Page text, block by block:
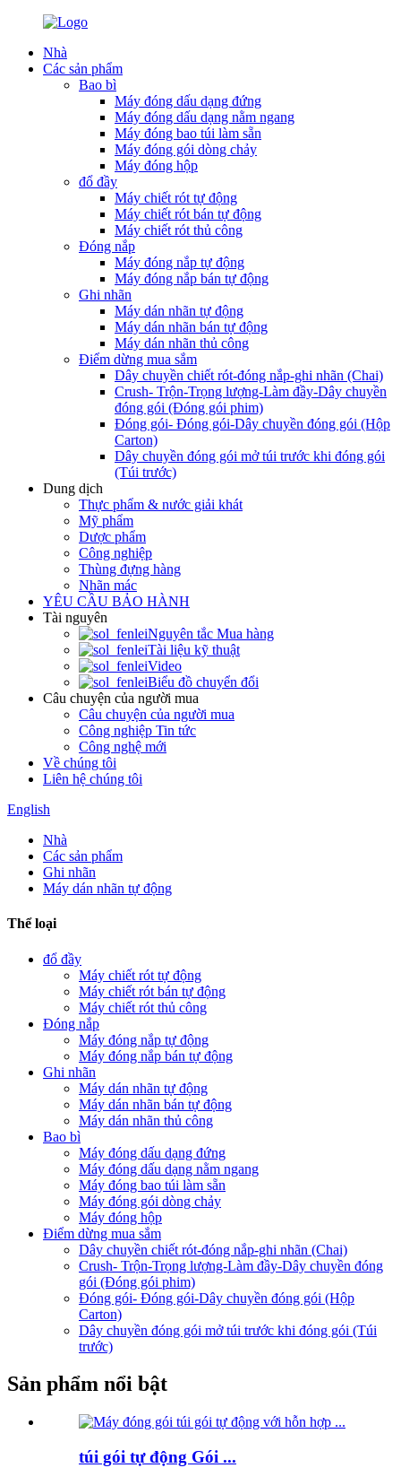
Nhà
Các sản phẩm
Bao bì
Máy đóng dấu dạng đứng
Máy đóng dấu dạng nằm ngang
Máy đóng bao túi làm sẵn
Máy đóng gói dòng chảy
Máy đóng hộp
đổ đầy
Máy chiết rót tự động
Máy chiết rót bán tự động
Máy chiết rót thủ công
Đóng nắp
Máy đóng nắp tự động
Máy đóng nắp bán tự động
Ghi nhãn
Máy dán nhãn tự động
Máy dán nhãn bán tự động
Máy dán nhãn thủ công
Điểm dừng mua sắm
Dây chuyền chiết rót-đóng nắp-ghi nhãn (Chai)
Crush- Trộn-Trọng lượng-Làm đầy-Dây chuyền
đóng gói (Đóng gói phim)
Đóng gói- Đóng gói-Dây chuyền đóng gói (Hộp
Carton)
Dây chuyền đóng gói mở túi trước khi đóng gói
(Túi trước)
Dung dịch
Thực phẩm & nước giải khát
Mỹ phẩm
Dược phẩm
Công nghiệp
Thùng đựng hàng
Nhãn mác
YÊU CẦU BẢO HÀNH
Tài nguyên
Nguyên tắc Mua hàng
Tài liệu kỹ thuật
Video
Biểu đồ chuyển đổi
Câu chuyện của người mua
Câu chuyện của người mua
Công nghiệp Tin tức
Công nghệ mới
Về chúng tôi
Liên hệ chúng tôi
English
Nhà
Các sản phẩm
Ghi nhãn
Máy dán nhãn tự động
Thể loại
đổ đầy
Máy chiết rót tự động
Máy chiết rót bán tự động
Máy chiết rót thủ công
Đóng nắp
Máy đóng nắp tự động
Máy đóng nắp bán tự động
Ghi nhãn
Máy dán nhãn tự động
Máy dán nhãn bán tự động
Máy dán nhãn thủ công
Bao bì
Máy đóng dấu dạng đứng
Máy đóng dấu dạng nằm ngang
Máy đóng bao túi làm sẵn
Máy đóng gói dòng chảy
Máy đóng hộp
Điểm dừng mua sắm
Dây chuyền chiết rót-đóng nắp-ghi nhãn (Chai)
Crush- Trộn-Trọng lượng-Làm đầy-Dây chuyền đóng
gói (Đóng gói phim)
Đóng gói- Đóng gói-Dây chuyền đóng gói (Hộp
Carton)
Dây chuyền đóng gói mở túi trước khi đóng gói (Túi
trước)
Sản phẩm nổi bật
túi gói tự động Gói ...